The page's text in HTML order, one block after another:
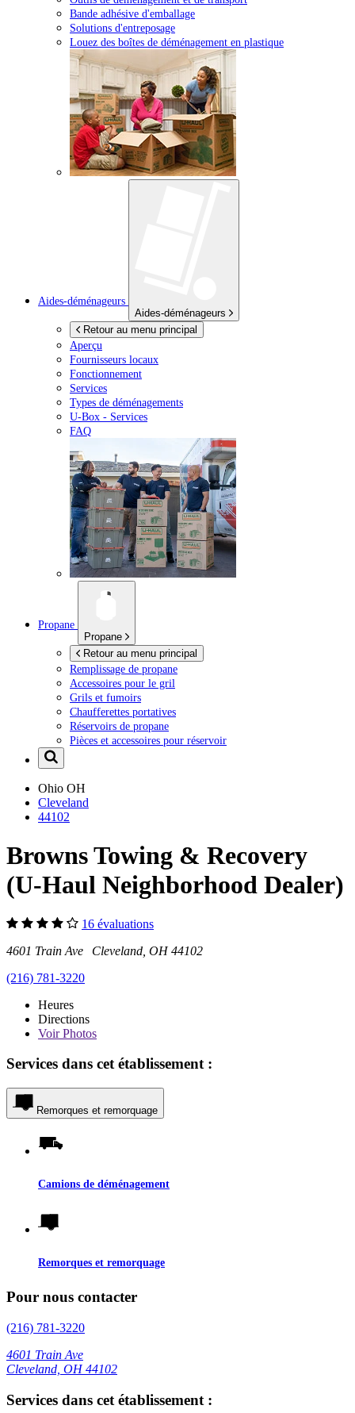
Bande adhésive d'emballage
Solutions d'entreposage
Louez des boîtes de déménagement en plastique
Aides-déménageurs
Aides-déménageurs
Retour au menu principal
Aperçu
Fournisseurs locaux
Fonctionnement
Services
Types de déménagements
U-Box - Services
FAQ
Propane
Propane
Retour au menu principal
Remplissage de propane
Accessoires pour le gril
Grils et fumoirs
Chaufferettes portatives
Réservoirs de propane
Pièces et accessoires pour réservoir
Ohio OH
Cleveland
44102
Browns Towing & Recovery
(U-Haul Neighborhood Dealer)
16 évaluations
4601 Train Ave Cleveland, OH 44102
(216) 781-3220
Heures
Directions
VoirPhotos
Services dans cet établissement :
Remorques et remorquage
Camions de déménagement
Remorques et remorquage
Pour nous contacter
(216) 781-3220
4601 Train Ave
Cleveland, OH 44102
Services dans cet établissement :